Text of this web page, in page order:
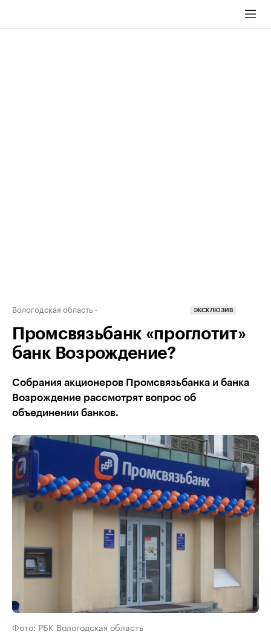
Вологодская область ЭКСКЛЮЗИВ
Промсвязьбанк «проглотит»
банк Возрождение?
Собрания акционеров Промсвязьбанка и банка
Возрождение рассмотрят вопрос об
объединении банков.
Фото: РБК Вологодская область